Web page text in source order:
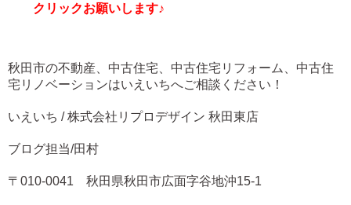
クリックお願いします♪
秋田市の不動産、中古住宅、中古住宅リフォーム、中古住
宅リノベーションはいえいちへご相談ください！
いえいち / 株式会社リプロデザイン 秋田東店
ブログ担当/田村
〒010-0041 秋田県秋田市広面字谷地沖15-1